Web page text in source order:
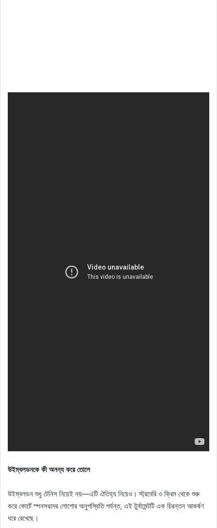
উইম্বলডনকে কী অনন্য করে তোলে
উইম্বলডন শুধু টেনিস নিয়েই নয়—এটি ঐতিহ্য নিয়েও। স্ট্রবেরি ও ক্রিম থেকে শুরু
করে কোর্টে স্পনসরদের লোগোর অনুপস্থিতি পর্যন্ত, এই টুর্নামেন্টটি এক চিরন্তন আকর্ষণ
ধরে রেখেছে।